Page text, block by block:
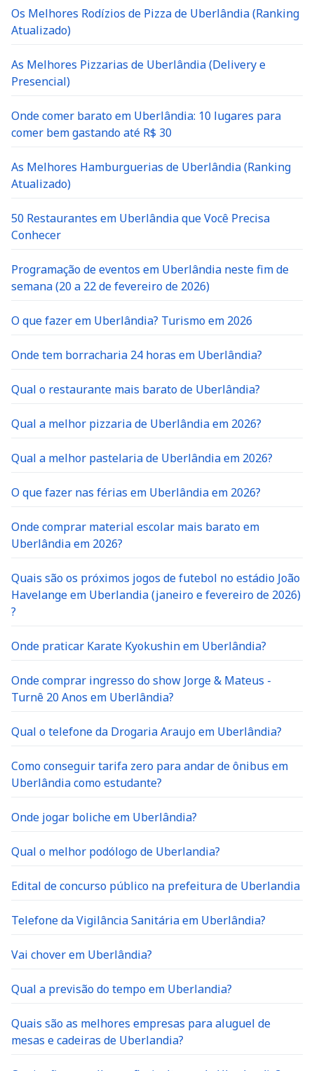
Os Melhores Rodízios de Pizza de Uberlândia (Ranking
Atualizado)
As Melhores Pizzarias de Uberlândia (Delivery e
Presencial)
Onde comer barato em Uberlândia: 10 lugares para
comer bem gastando até R$ 30
As Melhores Hamburguerias de Uberlândia (Ranking
Atualizado)
50 Restaurantes em Uberlândia que Você Precisa
Conhecer
Programação de eventos em Uberlândia neste fim de
semana (20 a 22 de fevereiro de 2026)
O que fazer em Uberlândia? Turismo em 2026
Onde tem borracharia 24 horas em Uberlândia?
Qual o restaurante mais barato de Uberlândia?
Qual a melhor pizzaria de Uberlândia em 2026?
Qual a melhor pastelaria de Uberlândia em 2026?
O que fazer nas férias em Uberlândia em 2026?
Onde comprar material escolar mais barato em
Uberlândia em 2026?
Quais são os próximos jogos de futebol no estádio João
Havelange em Uberlandia (janeiro e fevereiro de 2026)
?
Onde praticar Karate Kyokushin em Uberlândia?
Onde comprar ingresso do show Jorge & Mateus -
Turnê 20 Anos em Uberlândia?
Qual o telefone da Drogaria Araujo em Uberlândia?
Como conseguir tarifa zero para andar de ônibus em
Uberlândia como estudante?
Onde jogar boliche em Uberlândia?
Qual o melhor podólogo de Uberlandia?
Edital de concurso público na prefeitura de Uberlandia
Telefone da Vigilância Sanitária em Uberlândia?
Vai chover em Uberlândia?
Qual a previsão do tempo em Uberlandia?
Quais são as melhores empresas para aluguel de
mesas e cadeiras de Uberlandia?